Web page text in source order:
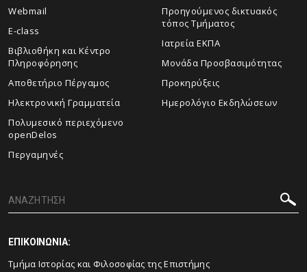
Webmail
E-class
Βιβλιοθήκη και Κέντρο
Πληροφόρησης
Αποθετήριο Πέργαμος
Ηλεκτρονική Γραμματεία
Πολυμεσικό περιεχόμενο
openDelos
Περγαμηνές
Προηγούμενος δικτυακός
τόπος Τμήματος
Ιατρεία ΕΚΠΑ
Μονάδα Προσβασιμότητας
Προκηρύξεις
Ημερολόγιο Εκδηλώσεων
ΕΠΙΚΟΙΝΩΝΙΑ:
Τμήμα Ιστορίας και Φιλοσοφίας της Επιστήμης